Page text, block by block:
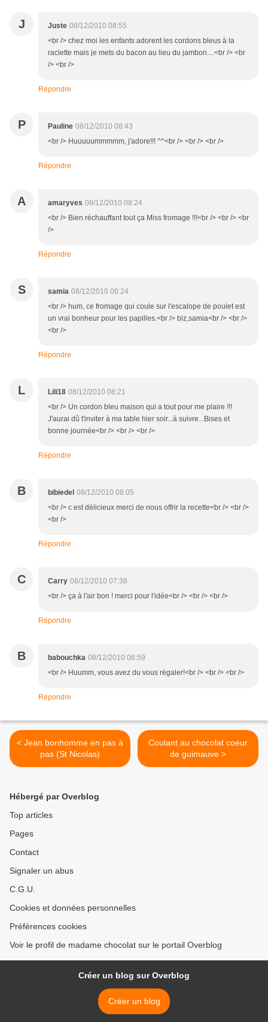
J Juste 08/12/2010 08:55
<br /> chez moi les enfants adorent les cordons bleus à la
raclette mais je mets du bacon au lieu du jambon....<br /> <br
/> <br />
Répondre
P Pauline 08/12/2010 08:43
<br /> Huuuuummmmm, j'adore!!! ^^<br /> <br /> <br />
Répondre
A amaryves 08/12/2010 08:24
<br /> Bien réchauffant tout ça Miss fromage !!!<br /> <br /> <br
/>
Répondre
S samia 08/12/2010 08:24
<br /> hum, ce fromage qui coule sur l'escalope de poulet est
un vrai bonheur pour les papilles.<br /> biz,samia<br /> <br />
<br />
Répondre
L Lili18 08/12/2010 08:21
<br /> Un cordon bleu maison qui a tout pour me plaire !!!
J'aurai dû t'inviter à ma table hier soir...à suivre...Bises et
bonne journée<br /> <br /> <br />
Répondre
B bibiedel 08/12/2010 08:05
<br /> c est délicieux merci de nous offrir la recette<br /> <br />
<br />
Répondre
C Carry 08/12/2010 07:38
<br /> ça à l'air bon ! merci pour l'idée<br /> <br /> <br />
Répondre
B babouchka 08/12/2010 06:59
<br /> Huumm, vous avez du vous régaler!<br /> <br /> <br />
Répondre
< Jean bonhomme en pas à
pas (St Nicolas)
Coulant au chocolat coeur
de guimauve >
Hébergé par Overblog
Top articles
Pages
Contact
Signaler un abus
C.G.U.
Cookies et données personnelles
Préférences cookies
Voir le profil de madame chocolat sur le portail Overblog
Créer un blog sur Overblog
Créer un blog